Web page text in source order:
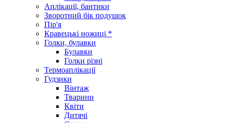
Аплікації, бантики
Зворотний бік подушок
Пір'я
Кравецькі ножиці *
Голки, булавки
Булавки
Голки різні
Термоаплікації
Гудзики
Вінтаж
Тварини
Квіти
Дитячі